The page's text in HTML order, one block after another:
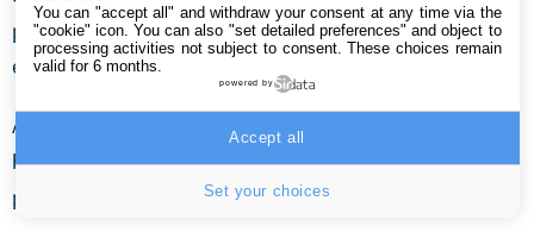
petits objets sans les éviter. Mais attention aux câbles
électriques qui peuvent parvenir à le bloquer.
Avec sa tourelle Lidar placée au sommet, il affiche une
hauteur de 9,8 cm, ce qui lui permettra d’aller sous à
peu près tous les meubles.
You can "accept all" and withdraw your consent at any time via the
"cookie" icon. You can also "set detailed preferences" and object to
processing activities not subject to consent. These choices remain
valid for 6 months.
powered by
Set your choices
Accept all